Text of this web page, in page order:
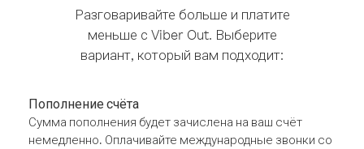
Разговаривайте больше и платите
меньше с Viber Out. Выберите
вариант, который вам подходит:
Пополнение счёта
Сумма пополнения будет зачислена на ваш счёт
немедленно. Оплачивайте международные звонки со